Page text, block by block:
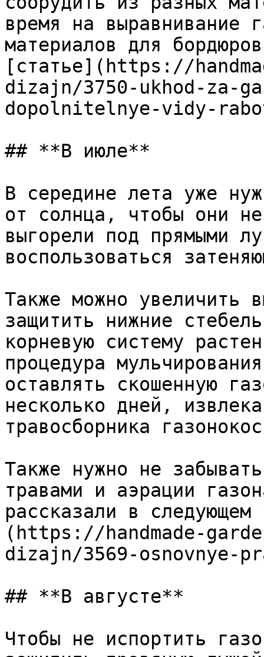
время на выравнивание
материалов для
[статье](https://
dizajn/3750-ukhod-za-
dopolnitelnye-vidy-
## **В июле**
В середине лета уже
от солнца, чтобы они
выгорели под прямыми
воспользоваться
Также можно увеличить
защитить нижние
корневую систему
процедура
оставлять скошенную
несколько дней,
травосборника
Также нужно не
травами и аэрации
рассказали в
(https://handmade-
dizajn/3569-osnovnye-
## **В августе**
Чтобы не испортить